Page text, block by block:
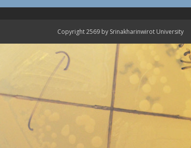
Copyright 2569 by Srinakharinwirot University